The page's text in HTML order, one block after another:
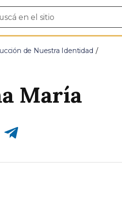
de Nuestra Identidad
María
Compartir en Telegram